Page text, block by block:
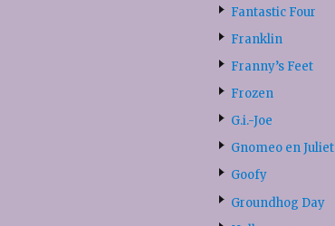
Fantastic Four
Franklin
Franny’s Feet
Frozen
G.i.-Joe
Gnomeo en Juliet
Goofy
Groundhog Day